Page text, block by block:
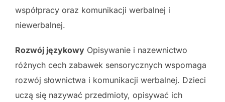
współpracy oraz komunikacji werbalnej i
niewerbalnej.
Rozwój językowy Opisywanie i nazewnictwo
różnych cech zabawek sensorycznych wspomaga
rozwój słownictwa i komunikacji werbalnej. Dzieci
uczą się nazywać przedmioty, opisywać ich